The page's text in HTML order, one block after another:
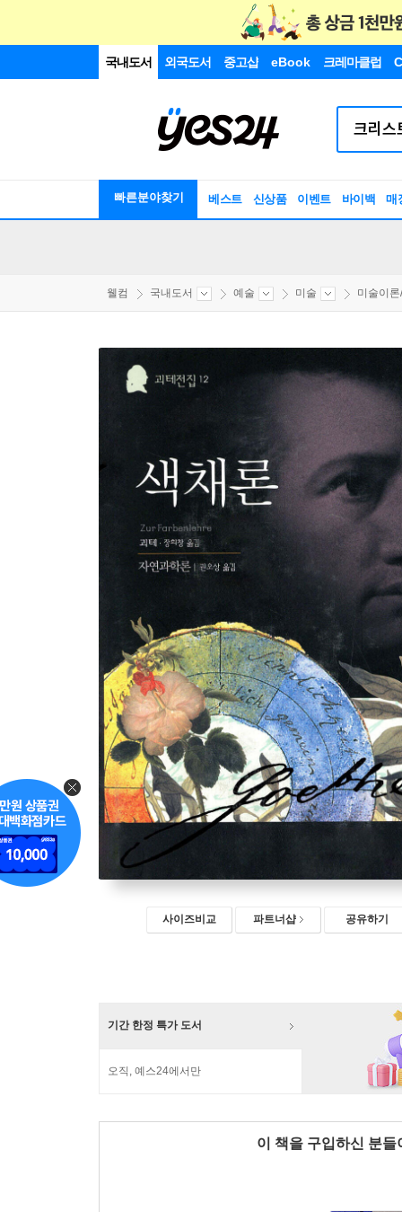
국내도서 외국도서 중고샵 eBook 크레마클럽
빠른분야찾기 베스트 신상품 이벤트 바이백 매
웰컴 국내도서 예술 미술 미술이
사이즈비교 파트너샵 공유하기
기간 한정 특가 도서
오직, 예스24에서만
이 책을 구입하신 분